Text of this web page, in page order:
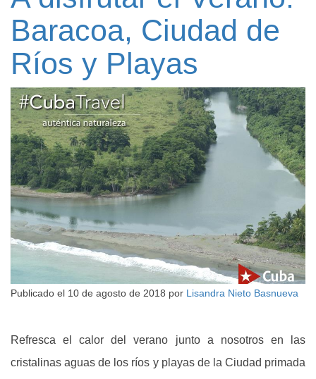
Baracoa, Ciudad de
Ríos y Playas
Publicado el 10 de agosto de 2018 por Lisandra Nieto Basnueva
Refresca el calor del verano junto a nosotros en las
cristalinas aguas de los ríos y playas de la Ciudad primada